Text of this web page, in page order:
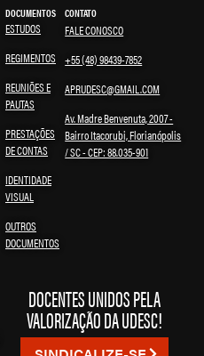
DOCUMENTOS
ESTUDOS
REGIMENTOS
REUNIÕES E
PAUTAS
PRESTAÇÕES
DE CONTAS
IDENTIDADE
VISUAL
OUTROS
DOCUMENTOS
CONTATO
FALE CONOSCO
+55 (48) 98439-7852
APRUDESC@GMAIL.COM
Av. Madre Benvenuta, 2007 -
Bairro Itacorubi, Florianópolis
/ SC - CEP: 88.035-901
DOCENTES UNIDOS PELA
VALORIZAÇÃO DA UDESC!